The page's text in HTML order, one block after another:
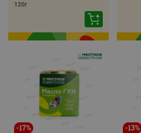
120г
-17% -13%